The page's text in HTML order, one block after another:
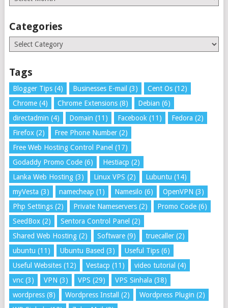
Categories
Categories
Tags
Blogger Tips(4) Businesses E-mail (3) Cent Os(12)
Chrome(4) Chrome Extensions(8) Debian (6)
directadmin (4) Domain (11) Facebook (11) Fedora (2)
Firefox(2) Free Phone Number(2)
Free Web Hosting Control Panel (17)
Godaddy Promo Code(6) Hestiacp (2)
Lanka Web Hosting(3) Linux VPS (2) Lubuntu (14)
myVesta (3) namecheap (1) Namesilo (6) OpenVPN (3)
Php Settings(2) Private Nameservers(2) Promo Code(6)
SeedBox(2) Sentora Control Panel (2)
Shared Web Hosting(2) Software(9) truecaller(2)
ubuntu (11) Ubuntu Based (3) Useful Tips(6)
Useful Websites(12) Vestacp (11) video tutorial (4)
vnc(3) VPN (3) VPS (29) VPS Sinhala (38)
wordpress(8) Wordpress Install (2) Wordpress Plugin (2)